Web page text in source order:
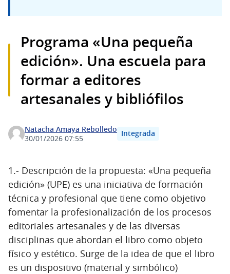
Programa «Una pequeña
edición». Una escuela para
formar a editores
artesanales y bibliófilos
Natacha Amaya Rebolledo
30/01/2026 07:55
Integrada
1.- Descripción de la propuesta: «Una pequeña
edición» (UPE) es una iniciativa de formación
técnica y profesional que tiene como objetivo
fomentar la profesionalización de los procesos
editoriales artesanales y de las diversas
disciplinas que abordan el libro como objeto
físico y estético. Surge de la idea de que el libro
es un dispositivo (material y simbólico)